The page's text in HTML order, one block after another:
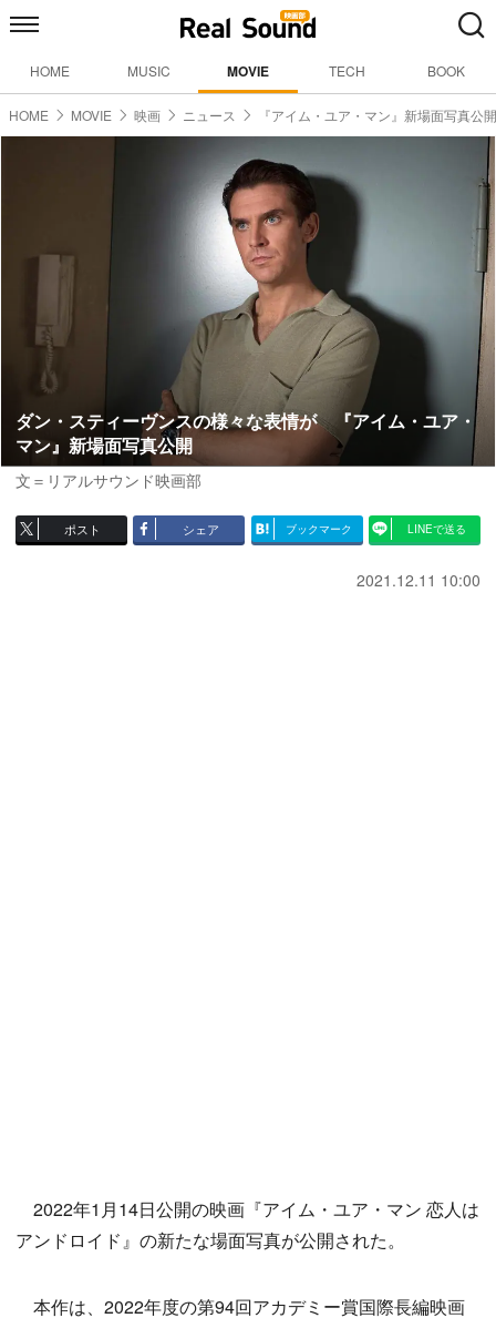
HOME MUSIC MOVIE TECH BOOK
HOME MOVIE 映画 ニュース 『アイム・ユア・マン』新場面写真公開
ダン・スティーヴンスの様々な表情が 『アイム・ユア・
マン』新場面写真公開
文＝リアルサウンド映画部
ポスト シェア ブックマーク LINEで送る
2021.12.11 10:00
2022年1月14日公開の映画『アイム・ユア・マン 恋人は
アンドロイド』の新たな場面写真が公開された。
本作は、2022年度の第94回アカデミー賞国際長編映画